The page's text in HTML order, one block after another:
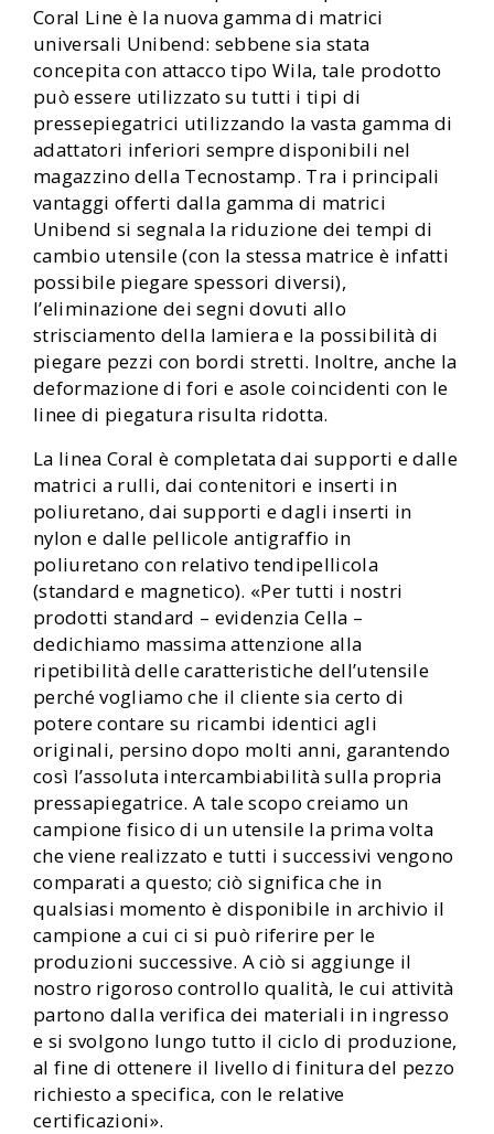
Coral Line è la nuova gamma di matrici
universali Unibend: sebbene sia stata
concepita con attacco tipo Wila, tale prodotto
può essere utilizzato su tutti i tipi di
pressepiegatrici utilizzando la vasta gamma di
adattatori inferiori sempre disponibili nel
magazzino della Tecnostamp. Tra i principali
vantaggi offerti dalla gamma di matrici
Unibend si segnala la riduzione dei tempi di
cambio utensile (con la stessa matrice è infatti
possibile piegare spessori diversi),
l’eliminazione dei segni dovuti allo
strisciamento della lamiera e la possibilità di
piegare pezzi con bordi stretti. Inoltre, anche la
deformazione di fori e asole coincidenti con le
linee di piegatura risulta ridotta.
La linea Coral è completata dai supporti e dalle
matrici a rulli, dai contenitori e inserti in
poliuretano, dai supporti e dagli inserti in
nylon e dalle pellicole antigraffio in
poliuretano con relativo tendipellicola
(standard e magnetico). «Per tutti i nostri
prodotti standard – evidenzia Cella –
dedichiamo massima attenzione alla
ripetibilità delle caratteristiche dell’utensile
perché vogliamo che il cliente sia certo di
potere contare su ricambi identici agli
originali, persino dopo molti anni, garantendo
così l’assoluta intercambiabilità sulla propria
pressapiegatrice. A tale scopo creiamo un
campione fisico di un utensile la prima volta
che viene realizzato e tutti i successivi vengono
comparati a questo; ciò significa che in
qualsiasi momento è disponibile in archivio il
campione a cui ci si può riferire per le
produzioni successive. A ciò si aggiunge il
nostro rigoroso controllo qualità, le cui attività
partono dalla verifica dei materiali in ingresso
e si svolgono lungo tutto il ciclo di produzione,
al fine di ottenere il livello di finitura del pezzo
richiesto a specifica, con le relative
certificazioni».